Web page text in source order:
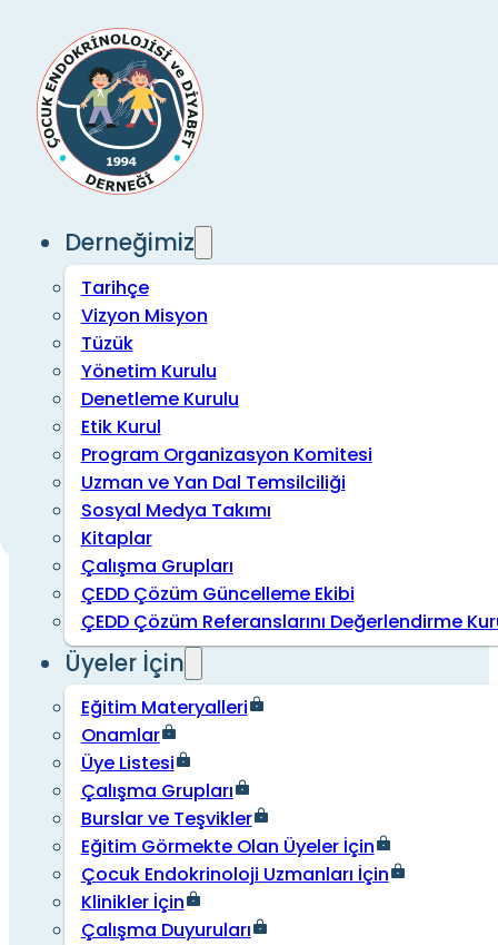
Derneğimiz
Tarihçe
Vizyon Misyon
Tüzük
Yönetim Kurulu
Denetleme Kurulu
Etik Kurul
Program Organizasyon Komitesi
Uzman ve Yan Dal Temsilciliği
Sosyal Medya Takımı
Kitaplar
Çalışma Grupları
ÇEDD Çözüm Güncelleme Ekibi
ÇEDD Çözüm Referanslarını Değerlendirme
Üyeler İçin
Eğitim Materyalleri
Onamlar
Üye Listesi
Çalışma Grupları
Burslar ve Teşvikler
Eğitim Görmekte Olan Üyeler İçin
Çocuk Endokrinoloji Uzmanları İçin
Klinikler İçin
Çalışma Duyuruları